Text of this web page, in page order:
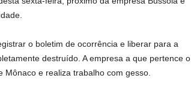
o boletim de ocorrência e liberar para a
destruído. A empresa a que pertence o
e realiza trabalho com gesso.